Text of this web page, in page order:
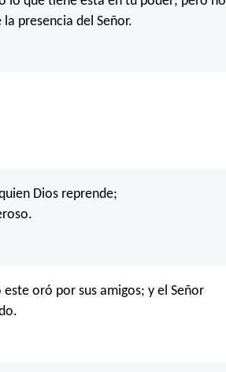
presencia del Señor.
Dios reprende;
oró por sus amigos; y el Señor